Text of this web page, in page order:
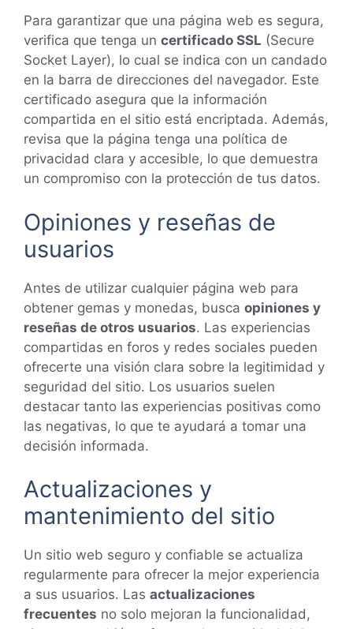
Para garantizar que una página web es segura,
verifica que tenga un certificado SSL (Secure
Socket Layer), lo cual se indica con un candado
en la barra de direcciones del navegador. Este
certificado asegura que la información
compartida en el sitio está encriptada. Además,
revisa que la página tenga una política de
privacidad clara y accesible, lo que demuestra
un compromiso con la protección de tus datos.
Opiniones y reseñas de
usuarios
Antes de utilizar cualquier página web para
obtener gemas y monedas, busca opiniones y
reseñas de otros usuarios. Las experiencias
compartidas en foros y redes sociales pueden
ofrecerte una visión clara sobre la legitimidad y
seguridad del sitio. Los usuarios suelen
destacar tanto las experiencias positivas como
las negativas, lo que te ayudará a tomar una
decisión informada.
Actualizaciones y
mantenimiento del sitio
Un sitio web seguro y confiable se actualiza
regularmente para ofrecer la mejor experiencia
a sus usuarios. Las actualizaciones
frecuentes no solo mejoran la funcionalidad,